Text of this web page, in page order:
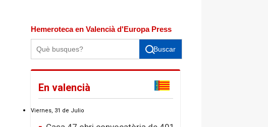
Hemeroteca en Valencià d'Europa Press
Buscar
En valencià
Viernes, 31 de Julio